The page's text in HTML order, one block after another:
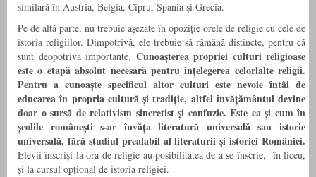
similară în Austria, Belgia, Cipru, Spania și Grecia.
Pe de altă parte, nu trebuie așezate în opoziție orele de religie cu cele de
istoria religiilor. Dimpotrivă, ele trebuie să rămână distincte, pentru că
sunt deopotrivă importante. Cunoașterea propriei culturi religioase
este o etapăabsolut necesarăpentruînțelegerea celorlalte religii.
Pentru a cunoaște specificul altor culturi este nevoie întâi de
educareaîn propria cultură și tradiție, altfel învățământul devine
doar o sursă de relativism sincretist și confuzie. Este ca și cum în
școlile românești s-ar învăța literatură universală sau istorie
universală, fără studiul prealabil al literaturiiși istoriei României.
Elevii înscriși la ora de religie au posibilitatea de a se înscrie, în liceu,
și la cursul opțional de istoria religiei.